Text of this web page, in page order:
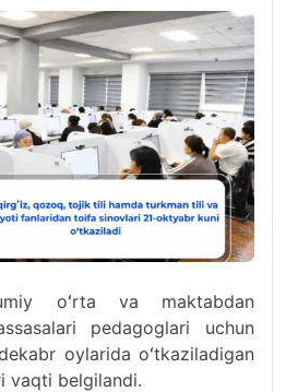
oʻrta va maktabdan
pedagoglari uchun
oylarida oʻtkaziladigan
vaqti belgilandi.